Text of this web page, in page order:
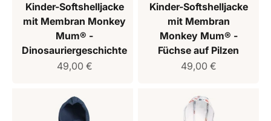
Kinder-Softshelljacke
mit Membran Monkey
Mum® -
Dinosauriergeschichte
Verkaufspreis
49,00 €
Kinder-Softshelljacke
mit Membran
Monkey Mum® -
Füchse auf Pilzen
Verkaufspreis
49,00 €